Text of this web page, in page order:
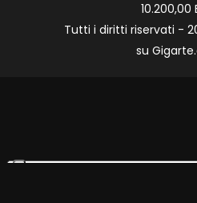
10.200,00
Tutti i diritti riservati -
su